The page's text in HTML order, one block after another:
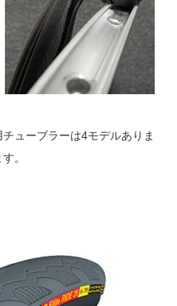
ューブラーは4モデルありま
。